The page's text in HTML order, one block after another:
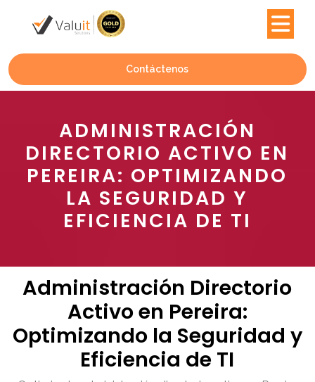
Contáctenos
ADMINISTRACIÓN
DIRECTORIO ACTIVO EN
PEREIRA: OPTIMIZANDO
LA SEGURIDAD Y
EFICIENCIA DE TI
Administración Directorio
Activo en Pereira:
Optimizando la Seguridad y
Eficiencia de TI